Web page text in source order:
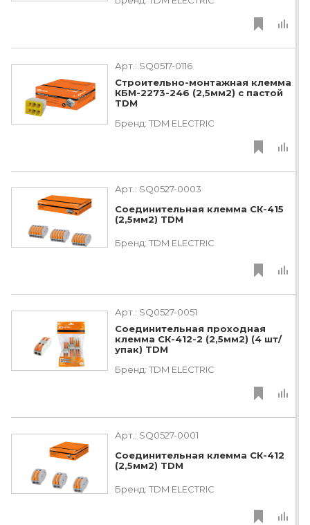
Арт.: SQ0517-0116
Строительно-монтажная клемма
КБМ-2273-246 (2,5мм2) с пастой
TDM
Бренд: TDM ЕLECTRIC
Арт.: SQ0527-0003
Соединительная клемма СК-415
(2,5мм2) TDM
Бренд: TDM ЕLECTRIC
Арт.: SQ0527-0051
Соединительная проходная
клемма СК-412-2 (2,5мм2) (4 шт/
упак) TDM
Бренд: TDM ЕLECTRIC
Арт.: SQ0527-0001
Соединительная клемма СК-412
(2,5мм2) TDM
Бренд: TDM ЕLECTRIC